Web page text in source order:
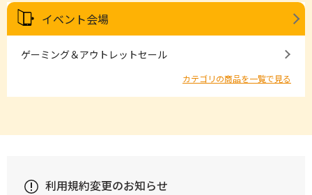
イベント会場
ゲーミング＆アウトレットセール
カテゴリの商品を一覧で見る
利用規約変更のお知らせ